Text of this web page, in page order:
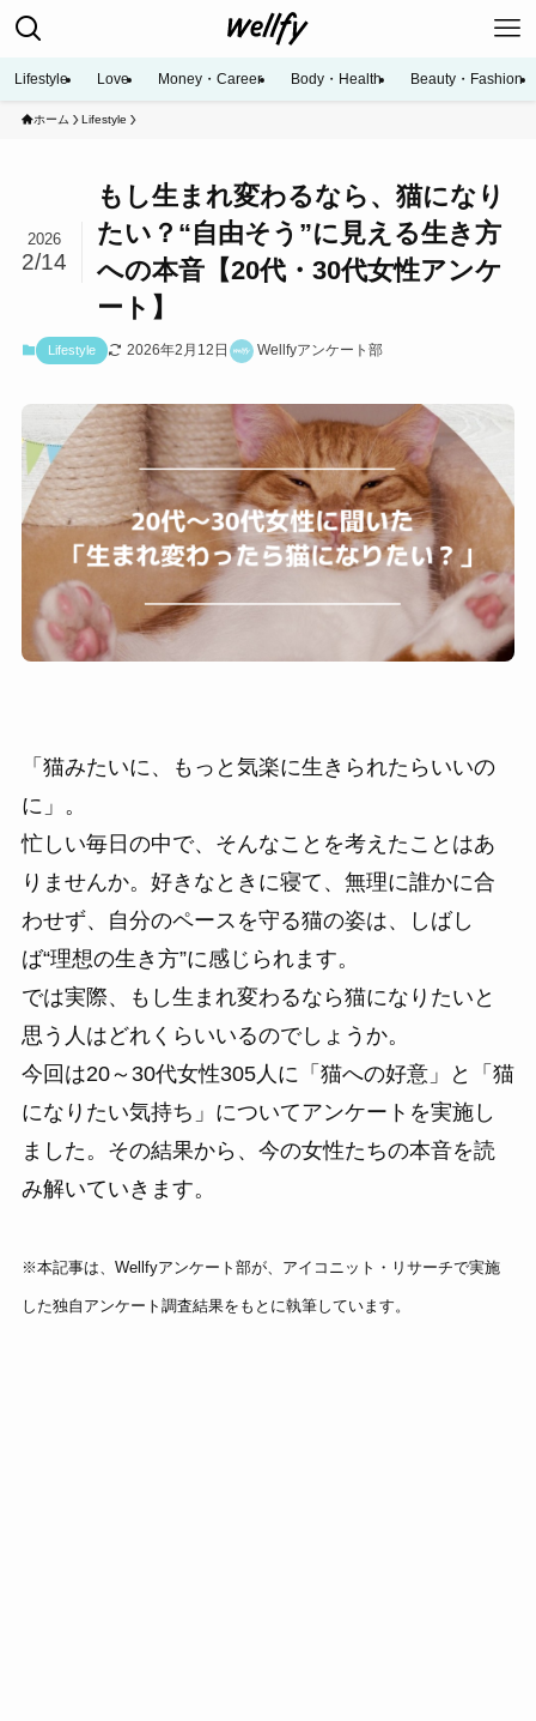
Lifestyle Love Money・Career Body・Health Beauty・Fashion
ホーム Lifestyle
もし生まれ変わるなら、猫になり
たい？“自由そう”に見える生き方
への本音【20代・30代女性アンケ
ート】
2026
2/14
Lifestyle 2026年2月12日 Wellfyアンケート部
「猫みたいに、もっと気楽に生きられたらいいの
に」。
忙しい毎日の中で、そんなことを考えたことはあ
りませんか。好きなときに寝て、無理に誰かに合
わせず、自分のペースを守る猫の姿は、しばし
ば“理想の生き方”に感じられます。
では実際、もし生まれ変わるなら猫になりたいと
思う人はどれくらいいるのでしょうか。
今回は20～30代女性305人に「猫への好意」と「猫
になりたい気持ち」についてアンケートを実施し
ました。その結果から、今の女性たちの本音を読
み解いていきます。
※本記事は、Wellfyアンケート部が、アイコニット・リサーチで実施
した独自アンケート調査結果をもとに執筆しています。